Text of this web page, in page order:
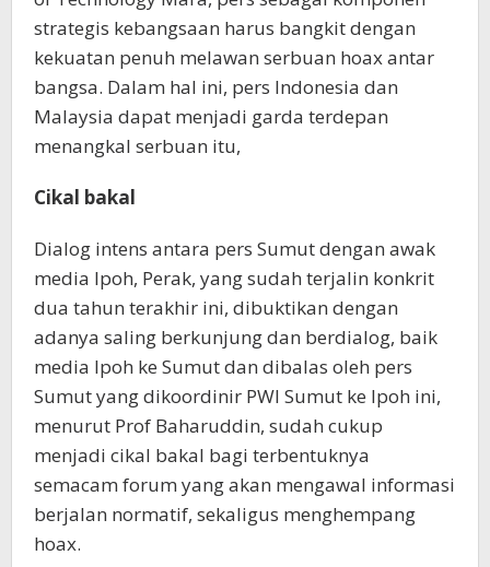
strategis kebangsaan harus bangkit dengan
kekuatan penuh melawan serbuan hoax antar
bangsa. Dalam hal ini, pers Indonesia dan
Malaysia dapat menjadi garda terdepan
menangkal serbuan itu,
Cikal bakal
Dialog intens antara pers Sumut dengan awak
media Ipoh, Perak, yang sudah terjalin konkrit
dua tahun terakhir ini, dibuktikan dengan
adanya saling berkunjung dan berdialog, baik
media Ipoh ke Sumut dan dibalas oleh pers
Sumut yang dikoordinir PWI Sumut ke Ipoh ini,
menurut Prof Baharuddin, sudah cukup
menjadi cikal bakal bagi terbentuknya
semacam forum yang akan mengawal informasi
berjalan normatif, sekaligus menghempang
hoax.